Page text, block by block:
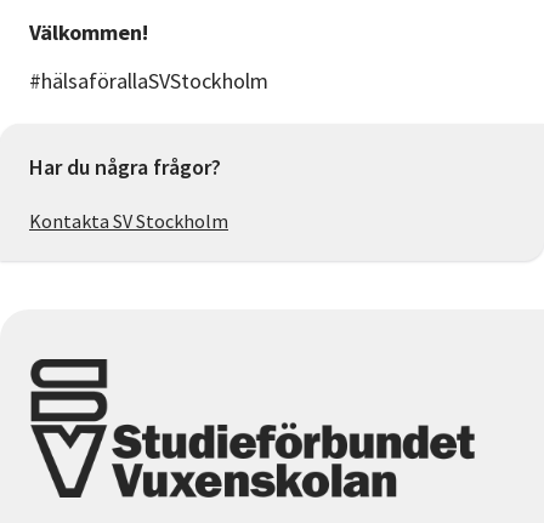
Välkommen!
#hälsaförallaSVStockholm
Har du några frågor?
Kontakta SV Stockholm